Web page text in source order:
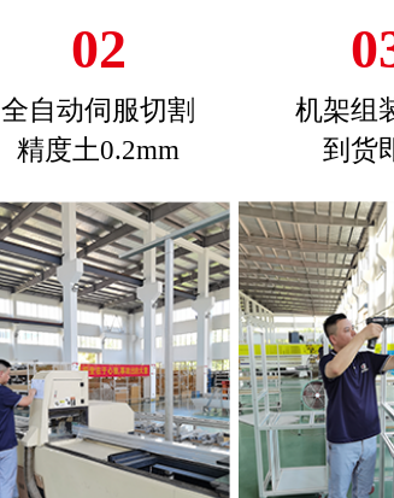
02
全自动伺服切割
精度土0.2mm
机架组
到货